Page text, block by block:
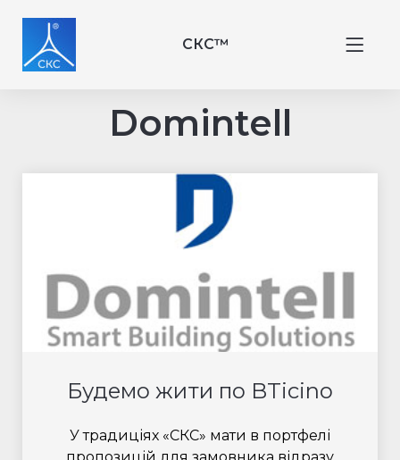
СКС™
Domintell
Будемо жити по BTicino
У традиціях «СКС» мати в портфелі